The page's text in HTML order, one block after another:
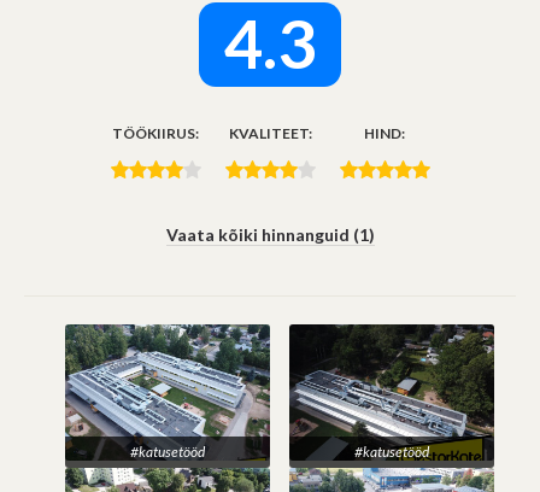
4.3
TÖÖKIIRUS: KVALITEET: HIND:
Vaata kõiki hinnanguid (1)
#katusetööd #katusetööd